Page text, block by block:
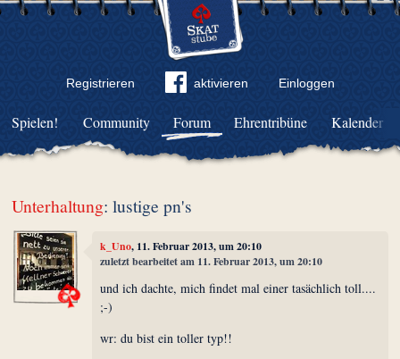
Registrieren aktivieren Einloggen
Community Forum Ehrentribüne Kalender
Spielen!
Unterhaltung: lustige pn's
k_Uno, 11. Februar 2013, um 20:10
zuletzt bearbeitet am 11. Februar 2013, um 20:10
und ich dachte, mich findet mal einer tasächlich toll....
;-)
wr: du bist ein toller typ!!